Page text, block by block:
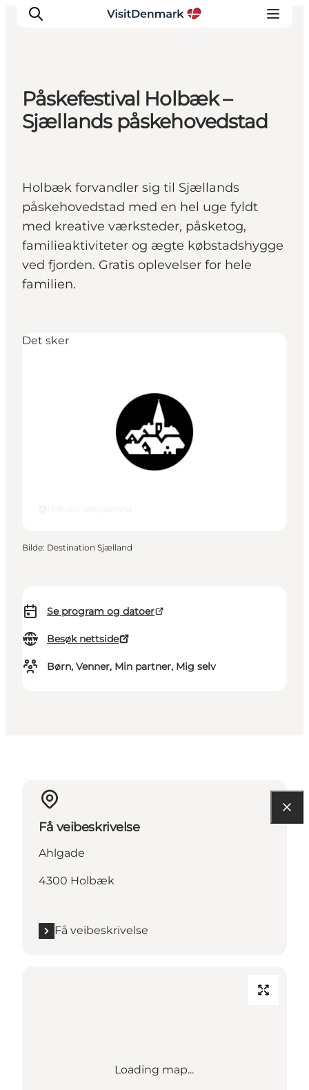
Inspirasjon
Reisemål
Planlegg reisen
Påskefestival Holbæk –
Sjællands påskehovedstad
Holbæk forvandler sig til Sjællands
påskehovedstad med en hel uge fyldt
med kreative værksteder, påsketog,
familieaktiviteter og ægte købstadshygge
ved fjorden. Gratis oplevelser for hele
familien.
Se program og datoer
Besøk nettside
Børn, Venner, Min partner, Mig selv
Det sker
Bilde: Destination Sjælland
Få veibeskrivelse
Ahlgade
4300 Holbæk
Få veibeskrivelse
Loading map...